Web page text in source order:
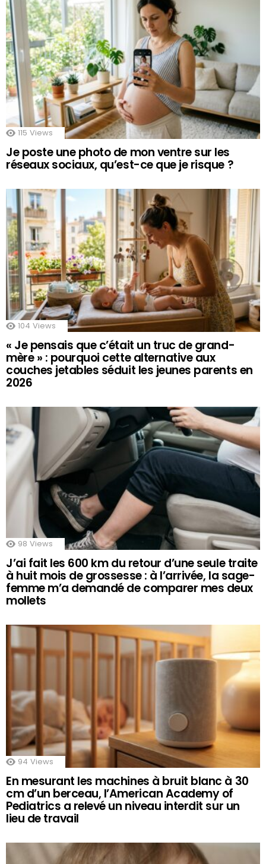
115 Views
Je poste une photo de mon ventre sur les
réseaux sociaux, qu’est-ce que je risque ?
104 Views
« Je pensais que c’était un truc de grand-
mère » : pourquoi cette alternative aux
couches jetables séduit les jeunes parents en
2026
98 Views
J’ai fait les 600 km du retour d’une seule traite
à huit mois de grossesse : à l’arrivée, la sage-
femme m’a demandé de comparer mes deux
mollets
94 Views
En mesurant les machines à bruit blanc à 30
cm d’un berceau, l’American Academy of
Pediatrics a relevé un niveau interdit sur un
lieu de travail